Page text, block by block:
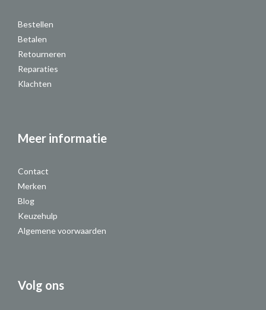
Bestellen
Betalen
Retourneren
Reparaties
Klachten
Meer informatie
Contact
Merken
Blog
Keuzehulp
Algemene voorwaarden
Volg ons